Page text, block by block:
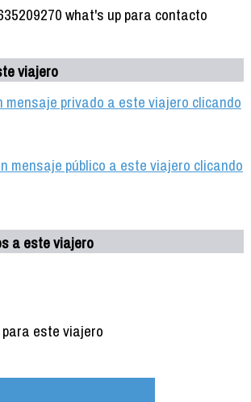
what's up para contacto
viajero
mensaje privado a este viajero clicando
mensaje público a este viajero clicando
a este viajero
este viajero